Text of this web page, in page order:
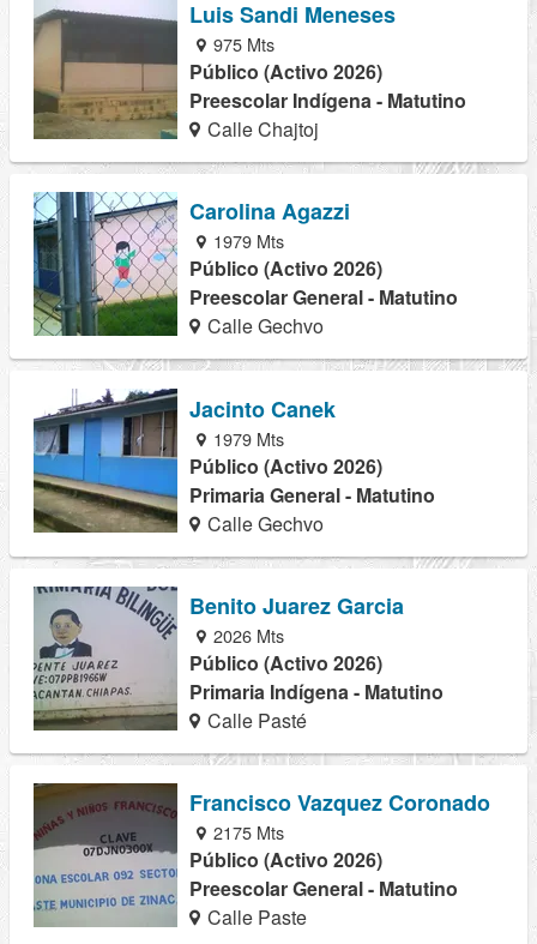
Luis Sandi Meneses
975 Mts
Público (Activo 2026)
Preescolar Indígena - Matutino
Calle Chajtoj
Carolina Agazzi
1979 Mts
Público (Activo 2026)
Preescolar General - Matutino
Calle Gechvo
Jacinto Canek
1979 Mts
Público (Activo 2026)
Primaria General - Matutino
Calle Gechvo
Benito Juarez Garcia
2026 Mts
Público (Activo 2026)
Primaria Indígena - Matutino
Calle Pasté
Francisco Vazquez Coronado
2175 Mts
Público (Activo 2026)
Preescolar General - Matutino
Calle Paste